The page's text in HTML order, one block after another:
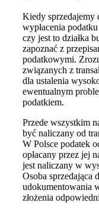
Kiedy sprzedajemy
wypłacenia
czy jest to działka
zapoznać z
podatkowymi.
związanych z
dla ustalenia
ewentualnym
podatkiem.
Przede wszystkim
być naliczany od
W Polsce podatek
opłacany przez jej
jest naliczany w
Osoba sprzedająca
udokumentowania
złożenia